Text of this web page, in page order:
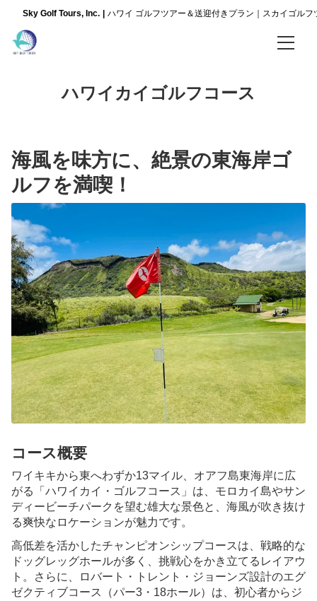
Sky Golf Tours, Inc. ハワイ ゴルフツアー＆送迎付きプラン｜スカイゴルフ
ルーレットプランについて
【人気】ルーレットゴルフプラン
【新登場】午後のルーレットゴルフプラン
ゴルフコース
コオリナゴルフクラブ
カポレイゴルフクラブ
タートルベイゴルフクラブ
ハワイプリンスゴルフクラブ
ロイヤルクニアカントリークラブ
パールアットカラウアオ
ミリラニゴルフクラブ
ハワイカイゴルフコース
ハワイカイゴルフコース
海風を味方に、絶景の東海岸ゴ
ルフを満喫！
コース概要
ワイキキから東へわずか13マイル、オアフ島東海岸に広
がる「ハワイカイ・ゴルフコース」は、モロカイ島やサン
ディービーチパークを望む雄大な景色と、海風が吹き抜け
る爽快なロケーションが魅力です。
高低差を活かしたチャンピオンシップコースは、戦略的な
ドッグレッグホールが多く、挑戦心をかき立てるレイアウ
ト。さらに、ロバート・トレント・ジョーンズ設計のエグ
ゼクティブコース（パー3・18ホール）は、初心者からジ